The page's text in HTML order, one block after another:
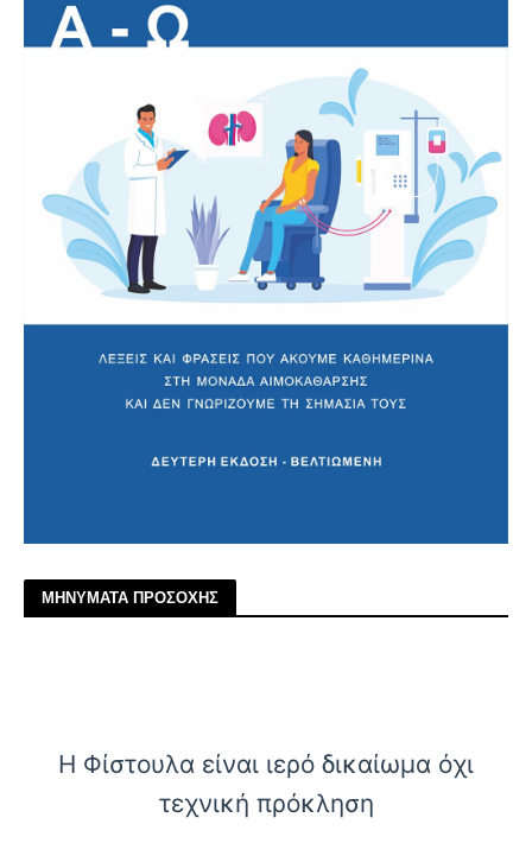
ΜΗΝΥΜΑΤΑ ΠΡΟΣΟΧΗΣ
Η Φίστουλα είναι ιερό δικαίωμα όχι
τεχνική πρόκληση